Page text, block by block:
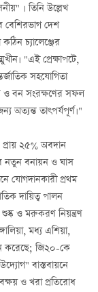
। তিনি উল্লেখ
বেশিরভাগ দেশ
চ্যালেঞ্জের
"এই প্রেক্ষাপটে,
সহযোগিতা
ও বন সংরক্ষণের সফল
অত্যন্ত তাৎপর্যপূর্ণ।"
২৫% অবদান
নতুন বনায়ন ও ঘাস
যোগদানকারী প্রথম
দায়িত্ব পালন
ও মরুকরণ নিয়ন্ত্রণ
মধ্য এশিয়া,
করেছে; জি২০-কে
বাস্তবায়নে
ও খরা প্রতিরোধ